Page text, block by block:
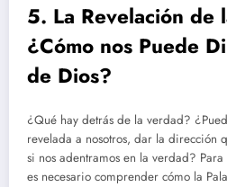
5. La Revelación de
¿Cómo nos Puede
de Dios?
¿Qué hay detrás de la verdad?
revelada a nosotros, dar la dirección
si nos adentramos en la verdad?
es necesario comprender cómo la